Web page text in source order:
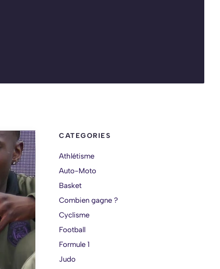
CATEGORIES
Athlétisme
Auto-Moto
Basket
Combien gagne ?
Cyclisme
Football
Formule 1
Judo